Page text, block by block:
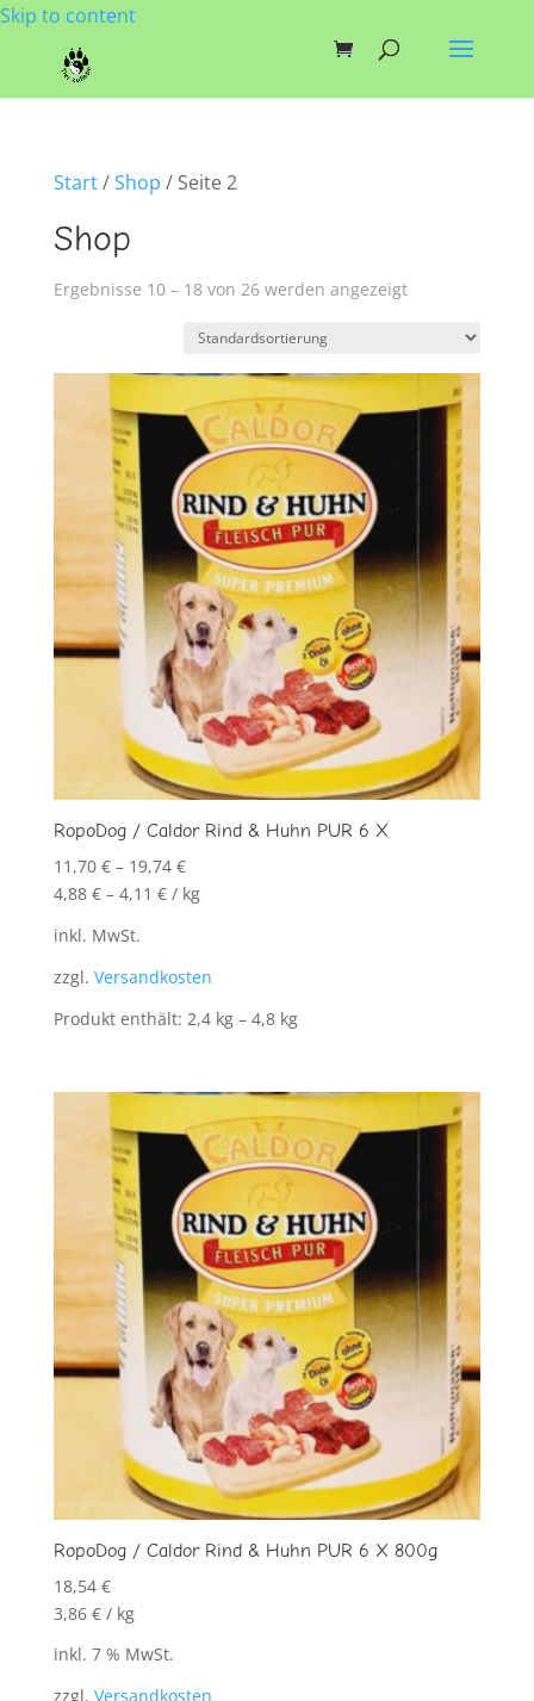
Skip to content
Start/Shop / Seite 2
Shop
Ergebnisse 10 – 18 von 26 werden angezeigt
RopoDog / Caldor Rind & Huhn PUR 6 X
11,70 €– 19,74 €
4,88 €– 4,11 €/ kg
inkl. MwSt.
zzgl. Versandkosten
Produkt enthält: 2,4 kg– 4,8 kg
RopoDog / Caldor Rind & Huhn PUR 6 X 800g
18,54 €
3,86 €/ kg
inkl. 7 % MwSt.
zzgl. Versandkosten